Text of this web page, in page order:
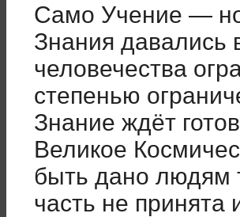
Само Учение —
Знания давались
человечества
степенью
Знание ждёт
Великое
быть дано людям
часть не принята